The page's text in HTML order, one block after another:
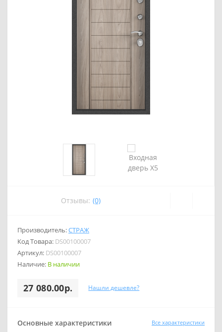
Отзывы: (0)
Производитель:СТРАЖ
Код Товара: DS00100007
Артикул: DS00100007
Наличие: В наличии
27 080.00р. Нашли дешевле?
Основные характеристики Все характеристики